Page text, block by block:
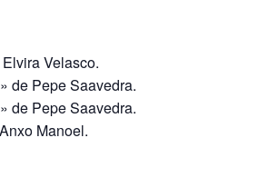
Velasco.
de Pepe Saavedra.
de Pepe Saavedra.
Manoel.